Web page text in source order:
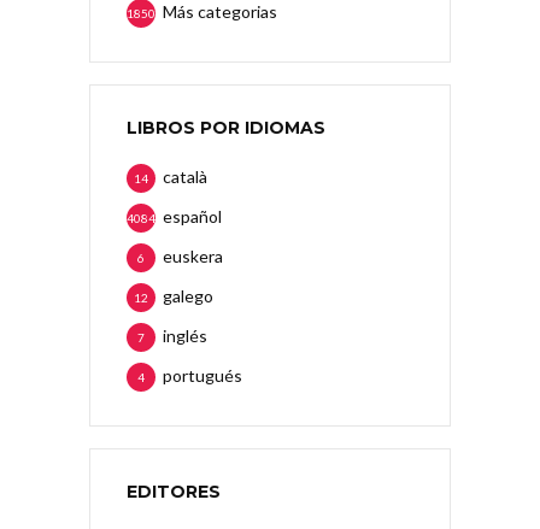
Más categorias
1850
LIBROS POR IDIOMAS
català
14
español
4084
euskera
6
galego
12
inglés
7
portugués
4
EDITORES